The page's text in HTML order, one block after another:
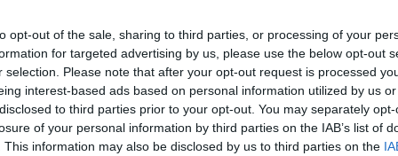
opt-out of the sale, sharing to third parties, or processing of your
for targeted advertising by us, please use the below opt-out
selection. Please note that after your opt-out request is processed
interest-based ads based on personal information utilized by us
to third parties prior to your opt-out. You may separately
of your personal information by third parties on the IAB’s list of
This information may also be disclosed by us to third parties on the
a legújabb IKEA áruház Soroksáron, ezzel már a
a vállalat Magyarországon.
Magyarországon 17 milliárd forintos beruházásból